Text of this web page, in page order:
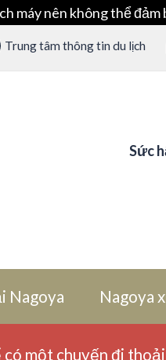
máy nên không thể
Trung tâm thông tin du lịch
Sức
Nagoya Nagoya
có một chuyến đi